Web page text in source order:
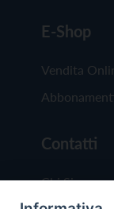
E-Shop
Vendita
Abbonamenti
Contatti
Chi Siamo